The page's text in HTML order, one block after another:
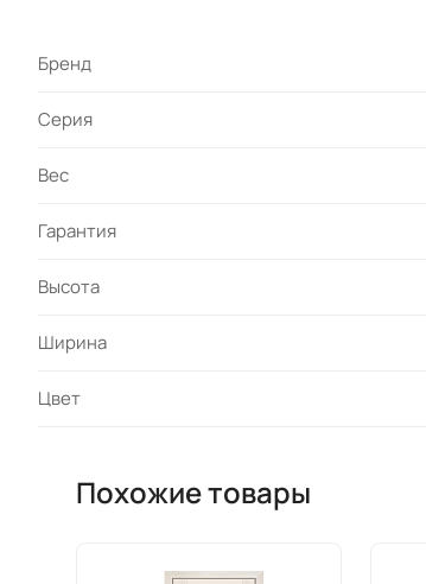
Бренд
Серия
Вес
Гарантия
Высота
Ширина
Цвет
Похожие товары